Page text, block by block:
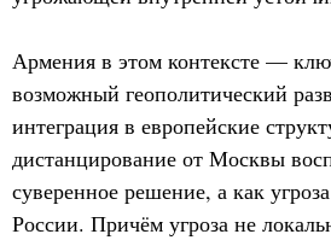
Армения в этом контексте —
возможный геополитический
интеграция в европейские
дистанцирование от Москвы
суверенное решение, а как
России. Причём угроза не